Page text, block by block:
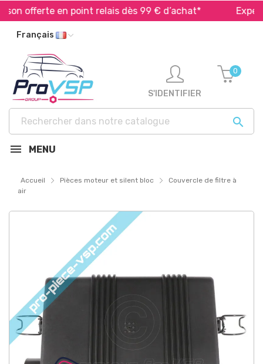
offerte en point relais dès 99 € d’achat*
Français

S'IDENTIFIER
0
MENU
Accueil Pièces moteur et silent bloc
Couvercle de filtre à
air